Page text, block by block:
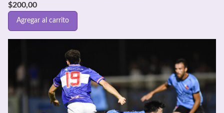
$200,00
Agregar al carrito